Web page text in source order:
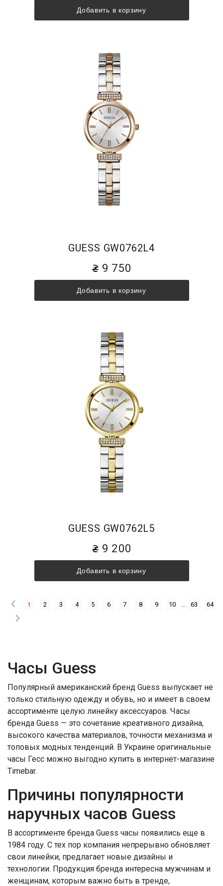
Добавить в корзину
GUESS GW0762L4
9 750
Добавить в корзину
GUESS GW0762L5
9 200
Добавить в корзину
1 2 3 4 5 6 7 8 9 10 ... 63 64
Часы Guess
Популярный американский бренд Guess выпускает не
только стильную одежду и обувь, но и имеет в своем
ассортименте целую линейку аксессуаров. Часы
бренда Guess — это сочетание креативного дизайна,
высокого качества материалов, точности механизма и
топовых модных тенденций. В Украине оригинальные
часы Гесс можно выгодно купить в интернет-магазине
Timebar.
Причины популярности
наручных часов Guess
В ассортименте бренда Guess часы появились еще в
1984 году. С тех пор компания непрерывно обновляет
свои линейки, предлагает новые дизайны и
технологии. Продукция бренда интересна мужчинам и
женщинам, которым важно быть в тренде,